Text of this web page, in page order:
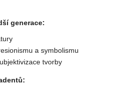
generace:
a symbolismu
tvorby